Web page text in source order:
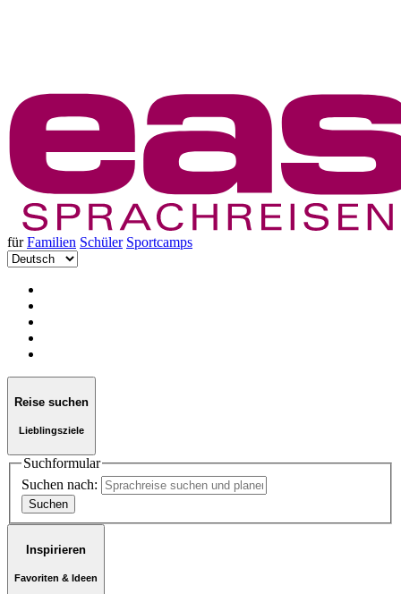
für Familien Schüler Sportcamps
Reise suchen
Lieblingsziele
Suchformular
Suchen nach:
Inspirieren
Favoriten & Ideen